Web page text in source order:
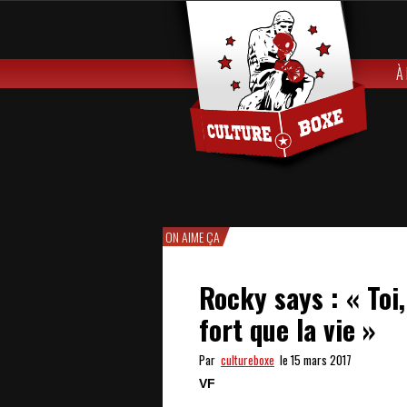
À
ON AIME ÇA
Rocky says : «
fort que la vie »
Par cultureboxe le 15 mars 2017
VF